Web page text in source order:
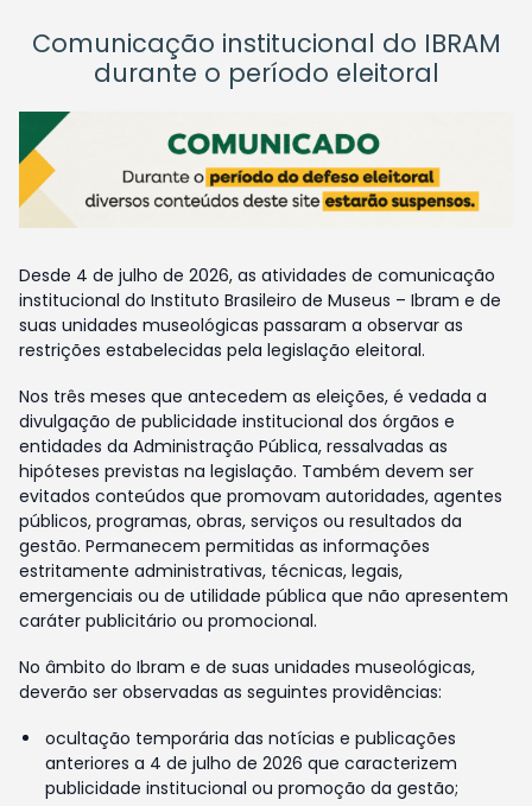
Comunicação institucional do IBRAM
durante o período eleitoral
Desde 4 de julho de 2026, as atividades de comunicação
institucional do Instituto Brasileiro de Museus – Ibram e de
suas unidades museológicas passaram a observar as
restrições estabelecidas pela legislação eleitoral.
Nos três meses que antecedem as eleições, é vedada a
divulgação de publicidade institucional dos órgãos e
entidades da Administração Pública, ressalvadas as
hipóteses previstas na legislação. Também devem ser
evitados conteúdos que promovam autoridades, agentes
públicos, programas, obras, serviços ou resultados da
gestão. Permanecem permitidas as informações
estritamente administrativas, técnicas, legais,
emergenciais ou de utilidade pública que não apresentem
caráter publicitário ou promocional.
No âmbito do Ibram e de suas unidades museológicas,
deverão ser observadas as seguintes providências:
ocultação temporária das notícias e publicações
anteriores a 4 de julho de 2026 que caracterizem
publicidade institucional ou promoção da gestão;